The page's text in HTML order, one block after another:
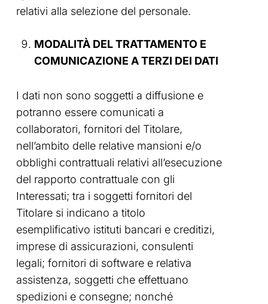
relativi alla selezione del personale.
MODALITÀ DEL TRATTAMENTO E
COMUNICAZIONE A TERZI DEI DATI
I dati non sono soggetti a diffusione e
potranno essere comunicati a
collaboratori, fornitori del Titolare,
nell’ambito delle relative mansioni e/o
obblighi contrattuali relativi all’esecuzione
del rapporto contrattuale con gli
Interessati; tra i soggetti fornitori del
Titolare si indicano a titolo
esemplificativo istituti bancari e creditizi,
imprese di assicurazioni, consulenti
legali; fornitori di software e relativa
assistenza, soggetti che effettuano
spedizioni e consegne; nonché